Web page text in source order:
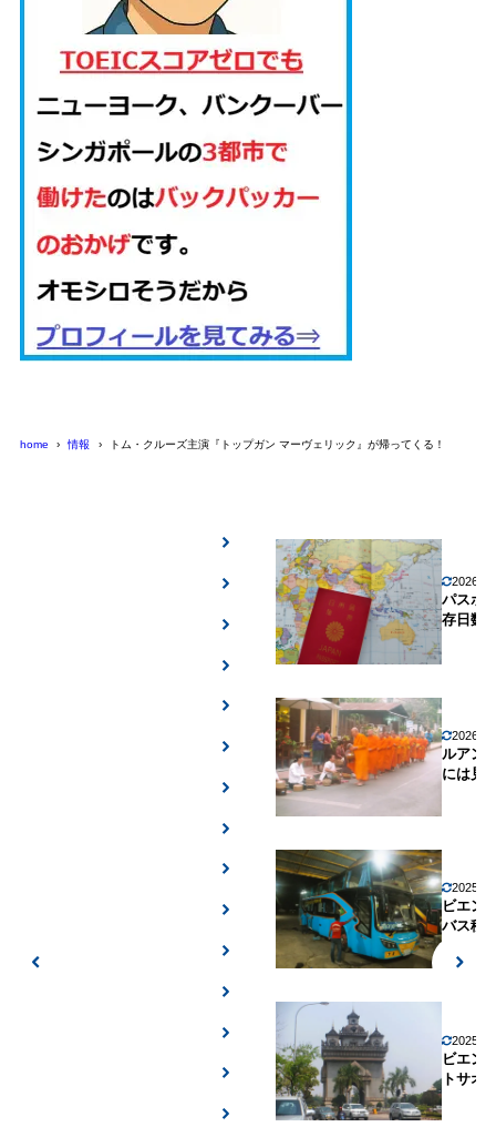
home 情報 トム・クルーズ主演『トップガン マーヴェリック』が帰ってくる！
2026年
パスポ
存日数
2026年
ルアン
には見
2025年
ビエン
バス移
2025年
ビエン
トサオ